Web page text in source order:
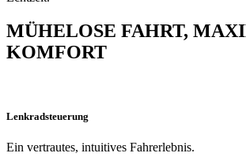
MÜHELOSE FAHRT,
KOMFORT
Lenkradsteuerung
Ein vertrautes, intuitives Fahrerlebnis.